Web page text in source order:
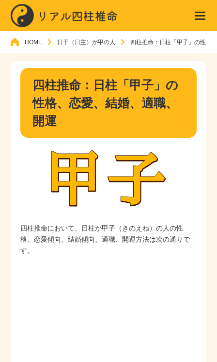
HOME 日干（日主）が甲の人 四柱推命：日柱「甲子」の性格
四柱推命：日柱「甲子」の
性格、恋愛、結婚、適職、
開運
四柱推命において、日柱が甲子（きのえね）の人の性
格、恋愛傾向、結婚傾向、適職、開運方法は次の通りで
す。